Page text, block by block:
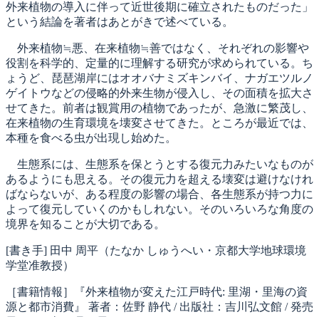
外来植物の導入に伴って近世後期に確立されたものだった」
という結論を著者はあとがきで述べている。
外来植物≒悪、在来植物≒善ではなく、それぞれの影響や
役割を科学的、定量的に理解する研究が求められている。ち
ょうど、琵琶湖岸にはオオバナミズキンバイ、ナガエツルノ
ゲイトウなどの侵略的外来生物が侵入し、その面積を拡大さ
せてきた。前者は観賞用の植物であったが、急激に繁茂し、
在来植物の生育環境を壊変させてきた。ところが最近では、
本種を食べる虫が出現し始めた。
生態系には、生態系を保とうとする復元力みたいなものが
あるようにも思える。その復元力を超える壊変は避けなけれ
ばならないが、ある程度の影響の場合、各生態系が持つ力に
よって復元していくのかもしれない。そのいろいろな角度の
境界を知ることが大切である。
[書き手] 田中 周平（たなか しゅうへい・京都大学地球環境
学堂准教授）
［書籍情報］『外来植物が変えた江戸時代: 里湖・里海の資
源と都市消費』 著者：佐野 静代 / 出版社：吉川弘文館 / 発売